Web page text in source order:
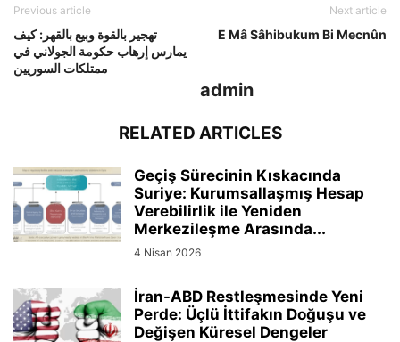
Previous article
تهجير بالقوة وبيع بالقهر: كيف
يمارس إرهاب حكومة الجولاني في
ممتلكات السوريين
Next article
E Mâ Sâhibukum Bi Mecnûn
admin
RELATED ARTICLES
Geçiş Sürecinin Kıskacında
Suriye: Kurumsallaşmış Hesap
Verebilirlik ile Yeniden
Merkezileşme Arasında...
4 Nisan 2026
İran-ABD Restleşmesinde Yeni
Perde: Üçlü İttifakın Doğuşu ve
Değişen Küresel Dengeler